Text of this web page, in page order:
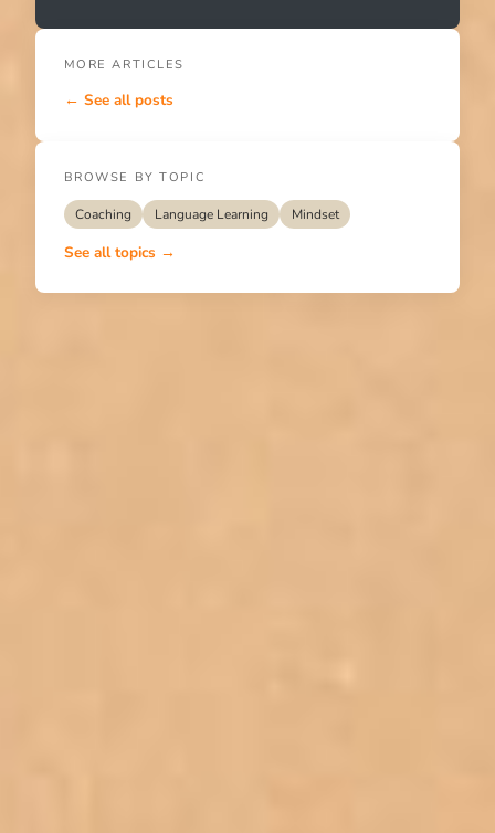
MORE ARTICLES
← See all posts
BROWSE BY TOPIC
Coaching Language Learning Mindset
See all topics →